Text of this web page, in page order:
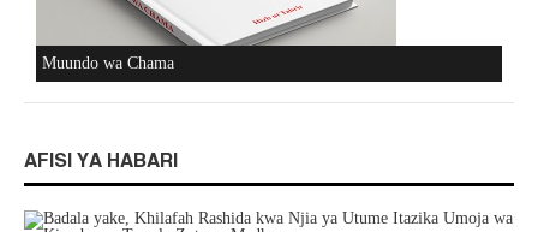
Muundo wa Chama
AFISI YA HABARI